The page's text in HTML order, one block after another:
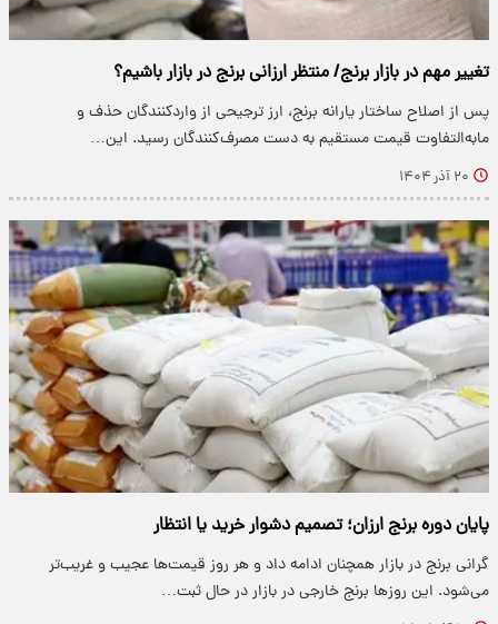
تغییر مهم در بازار برنج/ منتظر ارزانی برنج در بازار باشیم؟
پس از اصلاح ساختار یارانه برنج، ارز ترجیحی از واردکنندگان حذف و
مابه‌التفاوت قیمت مستقیم به دست مصرف‌کنندگان رسید. این…
۲۰ آذر ۱۴۰۴
پایان دوره برنج ارزان؛ تصمیم دشوار خرید یا انتظار
​گرانی برنج در بازار همچنان ادامه داد و هر روز قیمت‌ها عجیب و غریب‌تر
می‌شود. این روزها برنج خارجی در بازار در حال ثبت…